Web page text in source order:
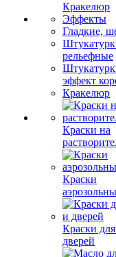
Кракелюр
Эффекты
Гладкие,
рельефные
эффект
Кракелюр
Краски на
Краски
Краски
дверей